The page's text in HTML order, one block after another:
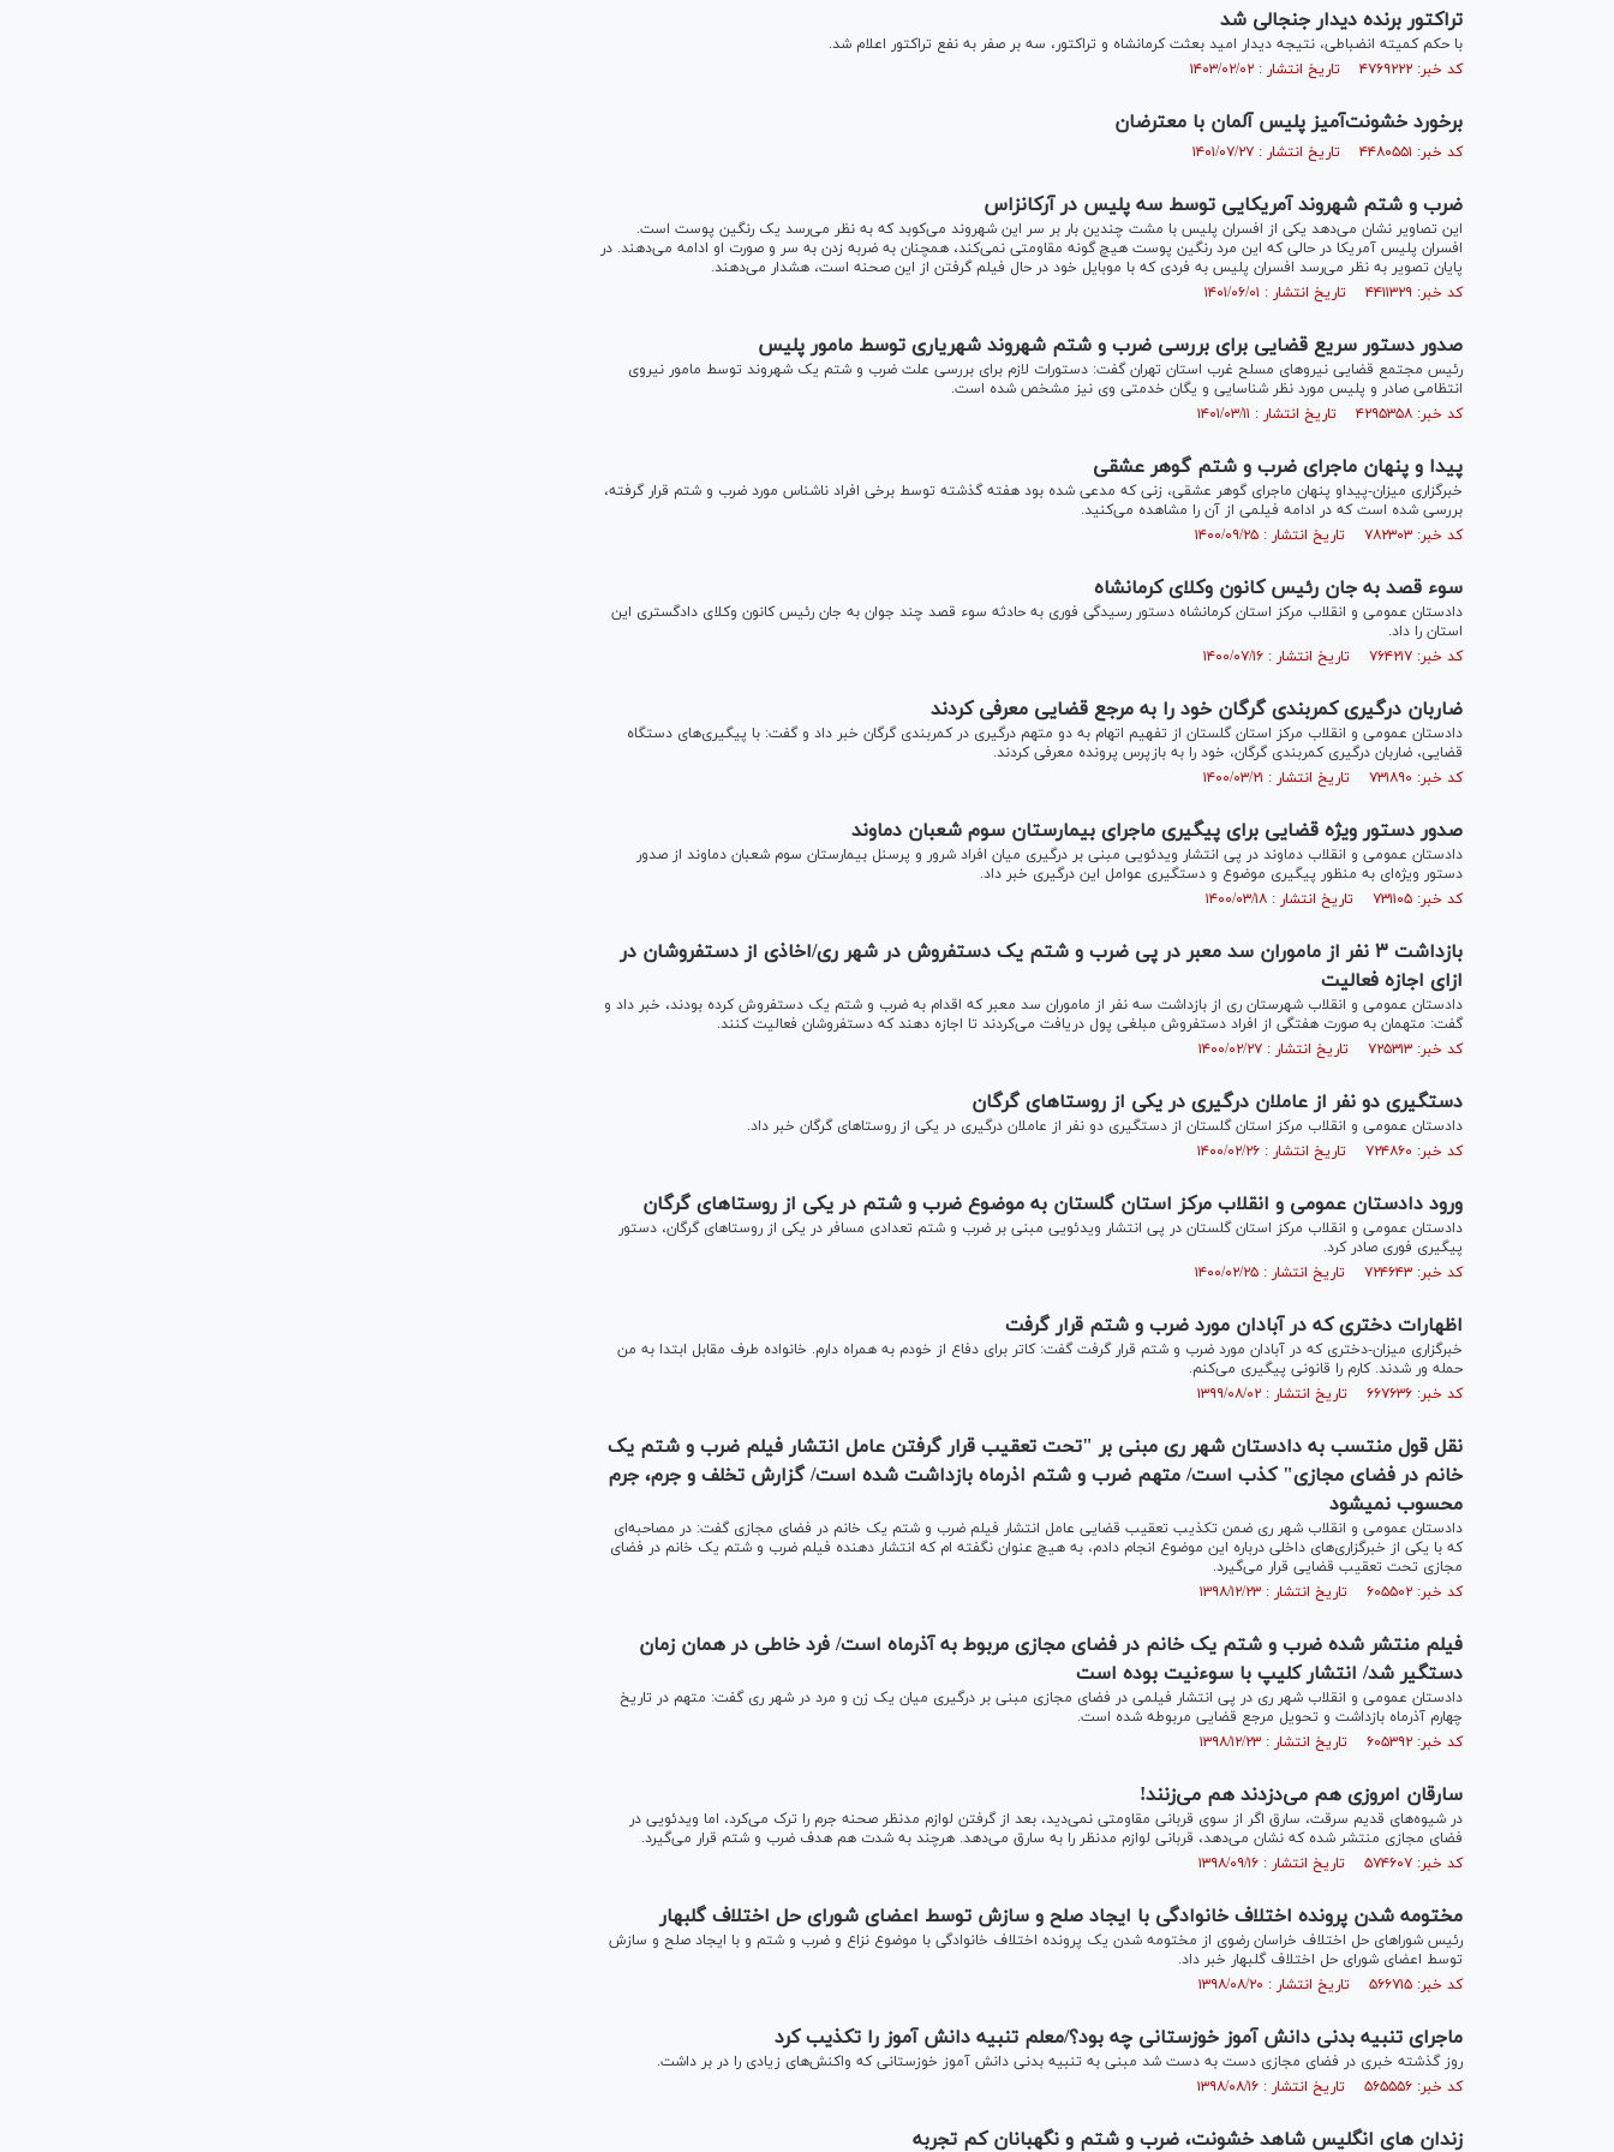
تراکتور برنده دیدار جنجالی شد
با حکم کمیته انضباطی، نتیجه دیدار امید بعثت کرمانشاه و تراکتور، سه بر صفر به نفع تراکتور اعلام شد.
کد خبر: ۴۷۶۹۲۲۲ تاریخ انتشار : ۱۴۰۳/۰۲/۰۲
برخورد خشونت‌آمیز پلیس آلمان با معترضان
کد خبر: ۴۴۸۰۵۵۱ تاریخ انتشار : ۱۴۰۱/۰۷/۲۷
ضرب و شتم شهروند آمریکایی توسط سه پليس در آرکانزاس
این تصاویر نشان می‌دهد یکی از افسران پلیس با مشت چندین بار بر سر این شهروند می‌کوبد که به نظر می‌رسد یک رنگين پوست است.
افسران پلیس آمریکا در حالی که این مرد رنگين پوست هیچ گونه مقاومتی نمی‌کند، همچنان به ضربه زدن به سر و صورت او ادامه می‌دهند. در
پایان تصویر به نظر می‌رسد افسران پلیس به فردی که با موبایل خود در حال فیلم گرفتن از این صحنه است، هشدار می‌دهند.
کد خبر: ۴۴۱۱۳۲۹ تاریخ انتشار : ۱۴۰۱/۰۶/۰۱
صدور دستور سریع قضایی برای بررسی ضرب و شتم شهروند شهریاری توسط مامور پلیس
رئیس مجتمع قضایی نیروهای مسلح غرب استان تهران گفت: دستورات لازم برای بررسی علت ضرب و شتم یک شهروند توسط مامور نیروی
انتظامی صادر و پلیس مورد نظر شناسایی و یگان خدمتی وی نیز مشخص شده است.
کد خبر: ۴۲۹۵۳۵۸ تاریخ انتشار : ۱۴۰۱/۰۳/۱۱
پیدا و پنهان ماجرای ضرب و شتم گوهر عشقی
خبرگزاری میزان-پیداو پنهان ماجرای گوهر عشقی، زنی که مدعی شده بود هفته گذشته توسط برخی افراد ناشناس مورد ضرب و شتم قرار گرفته،
بررسی شده است که در ادامه فیلمی از آن را مشاهده می‌کنید.
کد خبر: ۷۸۲۳۰۳ تاریخ انتشار : ۱۴۰۰/۰۹/۲۵
سوء قصد به جان رئیس کانون وکلای کرمانشاه
دادستان عمومی و انقلاب مرکز استان کرمانشاه دستور رسیدگی فوری به حادثه سوء قصد چند جوان به جان رئیس کانون وکلای دادگستری این
استان را داد.
کد خبر: ۷۶۴۲۱۷ تاریخ انتشار : ۱۴۰۰/۰۷/۱۶
ضاربان درگیری کمربندی گرگان خود را به مرجع قضایی معرفی کردند
دادستان عمومی و انقلاب مرکز استان گلستان از تفهیم اتهام به دو متهم درگیری در کمربندی گرگان خبر داد و گفت: با پیگیری‌های دستگاه
قضایی، ضاربان درگیری کمربندی گرگان، خود را به بازپرس پرونده معرفی کردند.
کد خبر: ۷۳۱۸۹۰ تاریخ انتشار : ۱۴۰۰/۰۳/۲۱
صدور دستور ویژه قضایی برای پیگیری ماجرای بیمارستان سوم شعبان دماوند
دادستان عمومی و انقلاب دماوند در پی انتشار ویدئویی مبنی بر درگیری میان افراد شرور و پرسنل بیمارستان سوم شعبان دماوند از صدور
دستور ویژه‌ای به منظور پیگیری موضوع و دستگیری عوامل این درگیری خبر داد.
کد خبر: ۷۳۱۱۰۵ تاریخ انتشار : ۱۴۰۰/۰۳/۱۸
بازداشت ۳ نفر از ماموران سد معبر در پی ضرب و شتم یک دستفروش در شهر ری/اخاذی از دستفروشان در
ازای اجازه فعالیت
دادستان عمومی و انقلاب شهرستان ری از بازداشت سه نفر از ماموران سد معبر که اقدام به ضرب و شتم یک دستفروش کرده بودند، خبر داد و
گفت: متهمان به صورت هفتگی از افراد دستفروش مبلغی پول دریافت می‌کردند تا اجازه دهند که دستفروشان فعالیت کنند.
کد خبر: ۷۲۵۳۱۳ تاریخ انتشار : ۱۴۰۰/۰۲/۲۷
دستگیری دو نفر از عاملان درگیری در یکی از روستا‌های گرگان
دادستان عمومی و انقلاب مرکز استان گلستان از دستگیری دو نفر از عاملان درگیری در یکی از روستا‌های گرگان خبر داد.
کد خبر: ۷۲۴۸۶۰ تاریخ انتشار : ۱۴۰۰/۰۲/۲۶
ورود دادستان عمومی و انقلاب مرکز استان گلستان به موضوع ضرب و شتم در یکی از روستا‌های گرگان
دادستان عمومی و انقلاب مرکز استان گلستان در پی انتشار ویدئویی مبنی بر ضرب و شتم تعدادی مسافر در یکی از روستا‌های گرگان، دستور
پیگیری فوری صادر کرد.
کد خبر: ۷۲۴۶۴۳ تاریخ انتشار : ۱۴۰۰/۰۲/۲۵
اظهارات دختری که در آبادان مورد ضرب و شتم قرار گرفت
خبرگزاری میزان-دختری که در آبادان مورد ضرب و شتم قرار گرفت گفت: کاتر برای دفاع از خودم به همراه دارم. خانواده طرف مقابل ابتدا به من
حمله ور شدند. کارم را قانونی پیگیری می‌کنم.
کد خبر: ۶۶۷۶۳۶ تاریخ انتشار : ۱۳۹۹/۰۸/۰۲
نقل قول منتسب به دادستان شهر ری مبنی بر "تحت تعقیب قرار گرفتن عامل انتشار فیلم ضرب و شتم یک
خانم در فضای مجازی" کذب است/ متهم ضرب و شتم اذرماه بازداشت شده است/ گزارش تخلف و جرم، جرم
محسوب نمیشود
دادستان عمومی و انقلاب شهر ری ضمن تکذیب تعقیب قضایی عامل انتشار فیلم ضرب و شتم یک خانم در فضای مجازی گفت: در مصاحبه‌ای
که با یکی از خبرگزاری‌های داخلی درباره این موضوع انجام دادم، به هیچ عنوان نگفته ام که انتشار دهنده فیلم ضرب و شتم یک خانم در فضای
مجازی تحت تعقیب قضایی قرار می‌گیرد.
کد خبر: ۶۰۵۵۰۲ تاریخ انتشار : ۱۳۹۸/۱۲/۲۳
فیلم منتشر شده ضرب و شتم یک خانم در فضای مجازی مربوط به آذرماه است/ فرد خاطی در همان زمان
دستگیر شد/ انتشار کلیپ با سوءنیت بوده است
دادستان عمومی و انقلاب شهر ری در پی انتشار فیلمی در فضای مجازی مبنی بر درگیری میان یک زن و مرد در شهر ری گفت: متهم در تاریخ
چهارم آذرماه بازداشت و تحویل مرجع قضایى مربوطه شده است.
کد خبر: ۶۰۵۳۹۲ تاریخ انتشار : ۱۳۹۸/۱۲/۲۳
سارقان امروزی هم می‌دزدند هم می‌زنند!
در شیوه‌های قدیم سرقت، سارق اگر از سوی قربانی مقاومتی نمی‌دید، بعد از گرفتن لوازم مدنظر صحنه جرم را ترک می‌کرد، اما ویدئویی در
فضای مجازی منتشر شده که نشان می‌دهد، قربانی لوازم مدنظر را به سارق می‌دهد. هرچند به شدت هم هدف ضرب و شتم قرار می‌گیرد.
کد خبر: ۵۷۴۶۰۷ تاریخ انتشار : ۱۳۹۸/۰۹/۱۶
مختومه شدن پرونده اختلاف خانوادگی با ایجاد صلح و سازش توسط اعضای شورای حل اختلاف گلبهار
رئیس شورا‌های حل اختلاف خراسان رضوی از مختومه شدن یک پرونده اختلاف خانوادگی با موضوع نزاع و ضرب و شتم و با ایجاد صلح و سازش
توسط اعضای شورای حل اختلاف گلبهار خبر داد.
کد خبر: ۵۶۶۷۱۵ تاریخ انتشار : ۱۳۹۸/۰۸/۲۰
ماجرای تنبیه بدنی دانش آموز خوزستانی چه بود؟/معلم تنبیه دانش آموز را تکذیب کرد
روز گذشته خبری در فضای مجازی دست به دست شد مبنی به تنبیه بدنی دانش آموز خوزستانی که واکنش‌های زیادی را در بر داشت.
کد خبر: ۵۶۵۵۵۶ تاریخ انتشار : ۱۳۹۸/۰۸/۱۶
زندان های انگلیس شاهد خشونت، ضرب و شتم و نگهبانان کم تجربه